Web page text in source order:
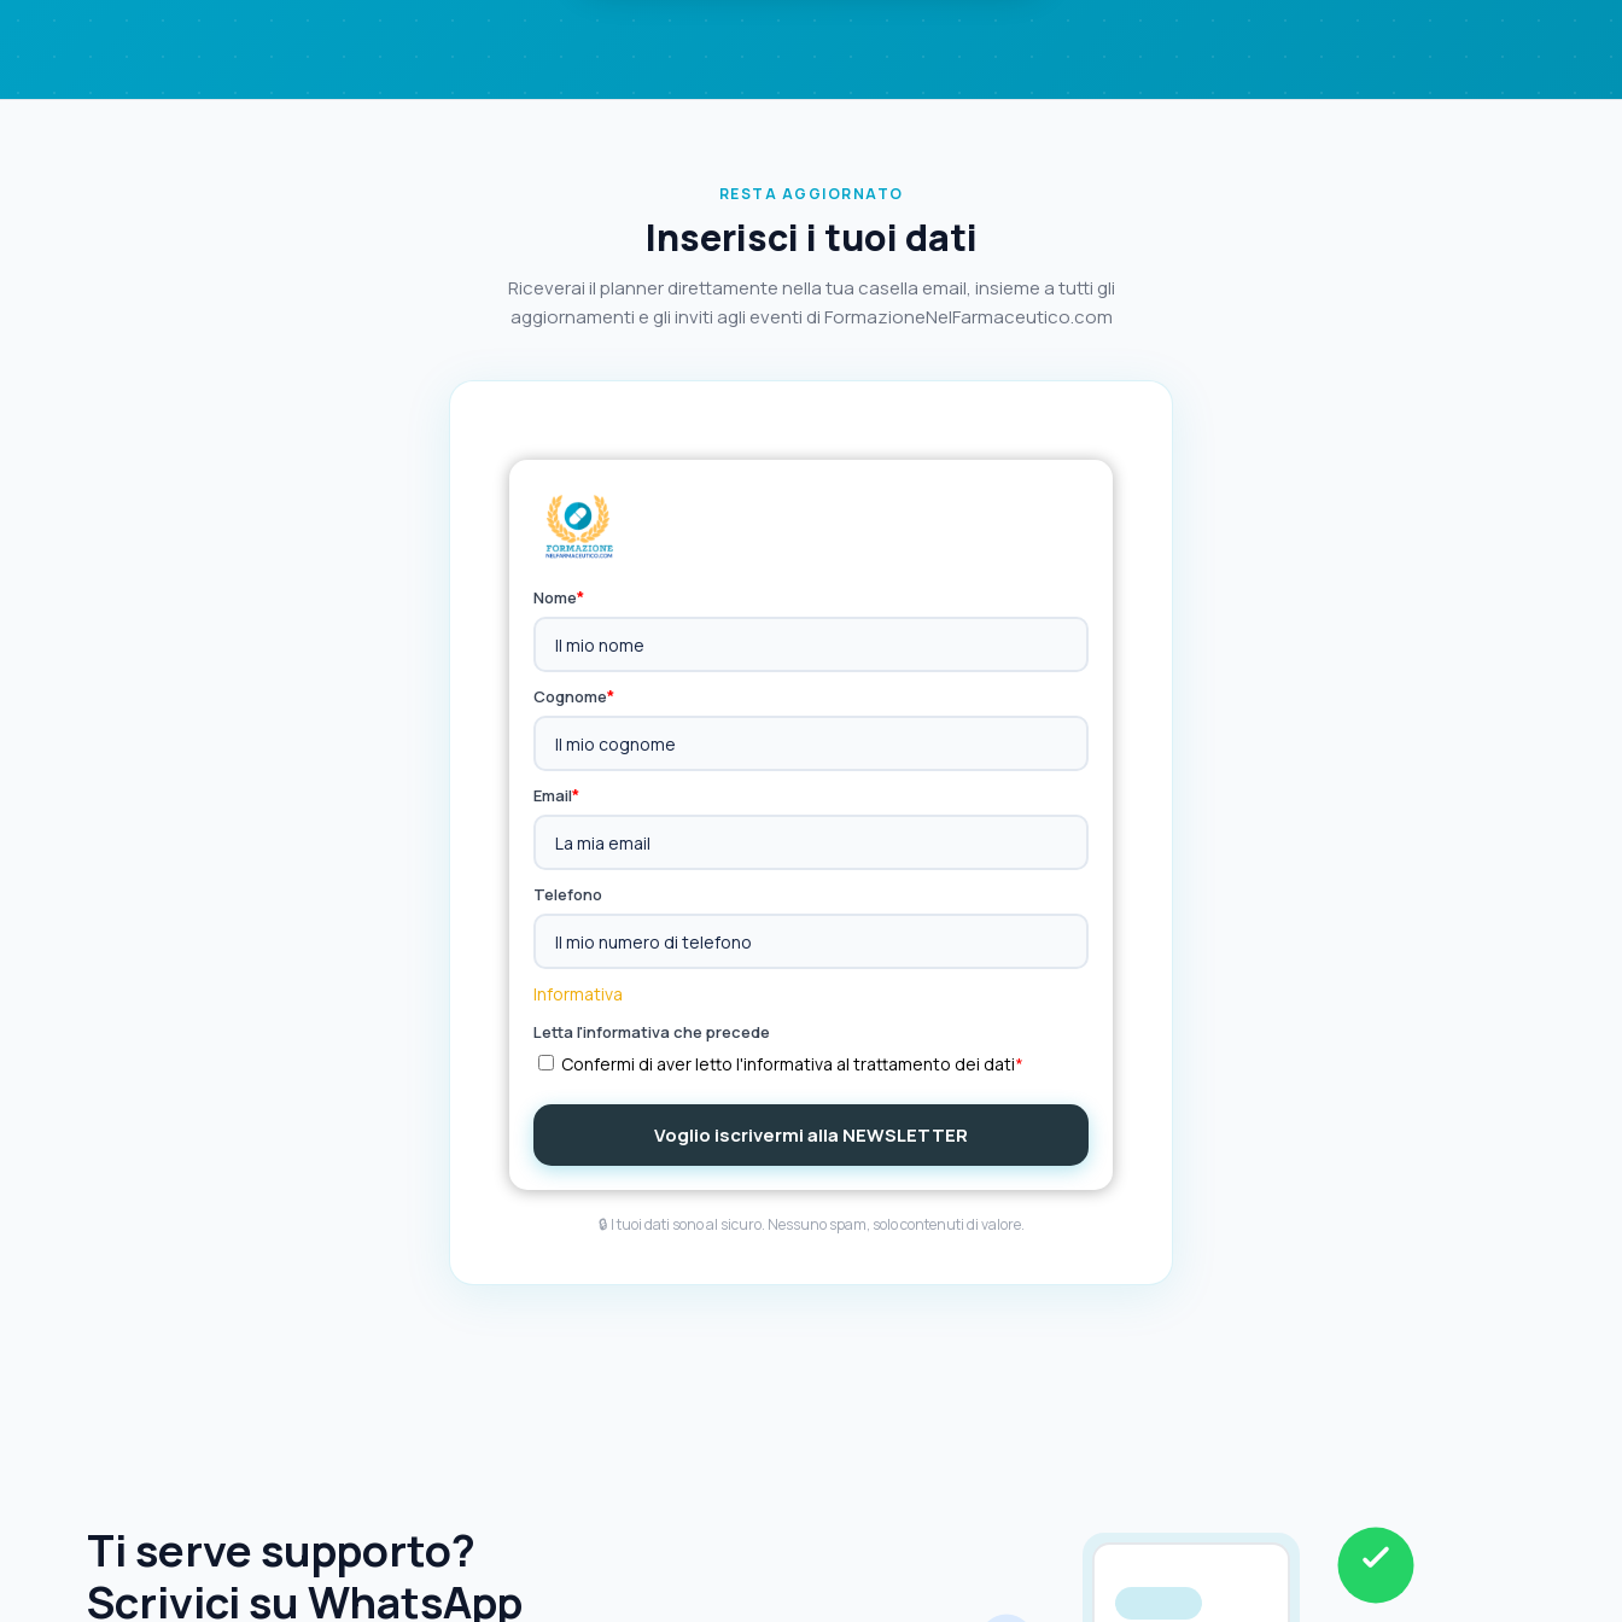
RESTA AGGIORNATO
Inserisci i tuoi dati
Riceverai il planner direttamente nella tua casella email, insieme a tutti gli
aggiornamenti e gli inviti agli eventi di FormazioneNelFarmaceutico.com
Nome*
Cognome*
Email*
Telefono
Informativa
Letta l'informativa che precede
Confermi di aver letto l'informativa al trattamento dei dati*
Voglio iscrivermi alla NEWSLETTER
🔒 I tuoi dati sono al sicuro. Nessuno spam, solo contenuti di valore.
Ti serve supporto?
Scrivici su WhatsApp